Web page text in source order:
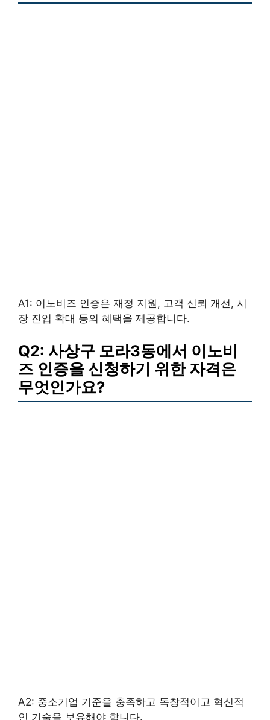
A1: 이노비즈 인증은 재정 지원, 고객 신뢰 개선, 시
장 진입 확대 등의 혜택을 제공합니다.
Q2: 사상구 모라3동에서 이노비
즈 인증을 신청하기 위한 자격은
무엇인가요?
A2: 중소기업 기준을 충족하고 독창적이고 혁신적
인 기술을 보유해야 합니다.